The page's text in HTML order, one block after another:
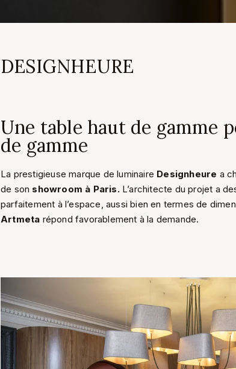
DESIGNHEURE
Une table haut de gamme
de gamme
La prestigieuse marque de luminaire Designheure a
de son showroom à Paris.L’architecte du projet a
parfaitement à l’espace, aussi bien en termes de
Artmeta répond favorablement à la demande.